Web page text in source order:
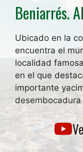
Beniarrés.
Ubicado en la
encuentra el
localidad
en el que
importante
desembocadura